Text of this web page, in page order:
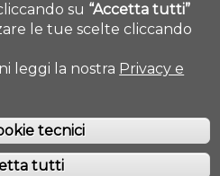
siamo
Chieti
su “Accetta tutti”
le tue scelte cliccando
leggi la nostra Privacy e
tecnici
tutti